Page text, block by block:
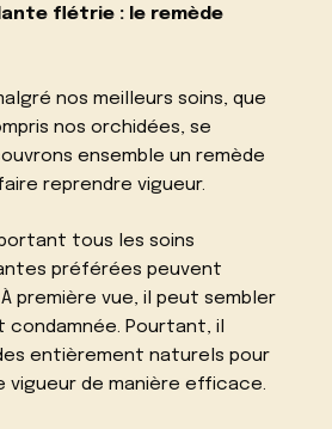
flétrie : le remède
nos meilleurs soins, que
nos orchidées, se
ensemble un remède
reprendre vigueur.
tous les soins
préférées peuvent
première vue, il peut sembler
condamnée. Pourtant, il
entièrement naturels pour
vigueur de manière efficace.